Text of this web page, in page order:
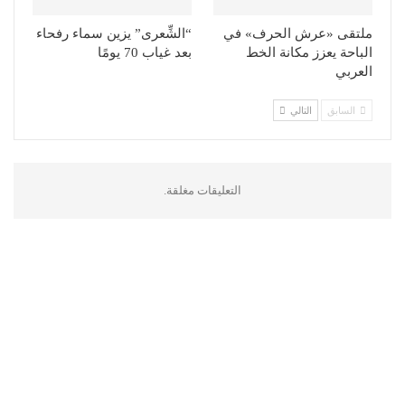
ملتقى «عرش الحرف» في
الباحة يعزز مكانة الخط
العربي
“الشِّعرى” يزين سماء رفحاء
بعد غياب 70 يومًا
السابق التالي
التعليقات مغلقة.